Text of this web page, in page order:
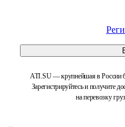
ATI.SU — крупнейшая в России
Зарегистрируйтесь и получите
на перевозку